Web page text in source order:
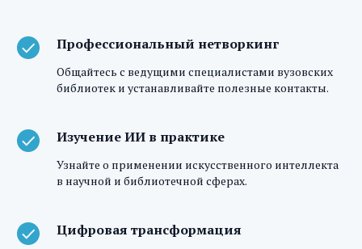
Профессиональный нетворкинг
Общайтесь с ведущими специалистами вузовских
библиотек и устанавливайте полезные контакты.
Изучение ИИ в практике
Узнайте о применении искусственного интеллекта
в научной и библиотечной сферах.
Цифровая трансформация